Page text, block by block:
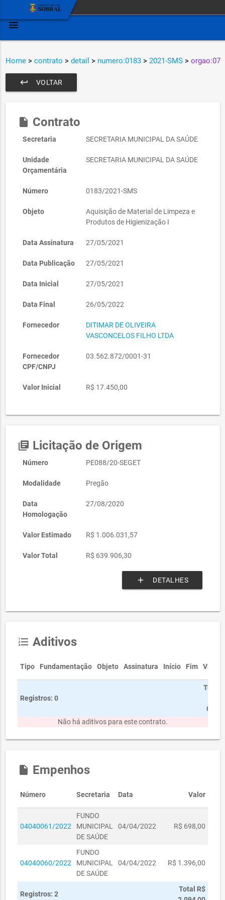
menu
Home > contrato > detail > numero:0183 > 2021-SMS > orgao:07
VOLTAR
keyboard_return
insert_drive_file Contrato
Secretaria SECRETARIA MUNICIPAL DA SAÚDE
Unidade
Orçamentária
SECRETARIA MUNICIPAL DA SAÚDE
Número 0183/2021-SMS
Objeto
Aquisição de Material de Limpeza e
Produtos de Higienização I
Data Assinatura 27/05/2021
Data Publicação 27/05/2021
Data Inicial 27/05/2021
Data Final 26/05/2022
Fornecedor
DITIMAR DE OLIVEIRA
VASCONCELOS FILHO LTDA
Fornecedor
CPF/CNPJ
03.562.872/0001-31
Valor Inicial R$ 17.450,00
library_books Licitação de Origem
Número PE088/20-SEGET
Modalidade Pregão
Data
Homologação
27/08/2020
Valor Estimado R$ 1.006.031,57
Valor Total R$ 639.906,30
add DETALHES
format_list_numbered Aditivos
Tipo Fundamentação Objeto Assinatura Início Fim Valor
Registros: 0
Total
0,00
Não há aditivos para este contrato.
insert_drive_file Empenhos
Número Secretaria Data Valor
04040061/2022
FUNDO
MUNICIPAL
DE SAÚDE
04/04/2022 R$ 698,00
04040060/2022
FUNDO
MUNICIPAL
DE SAÚDE
04/04/2022 R$ 1.396,00
Registros: 2
Total R$